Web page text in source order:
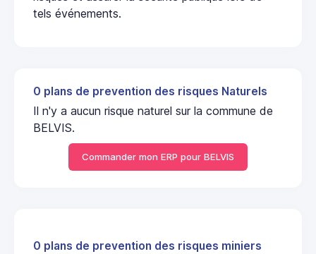
tels événements.
0 plans de prevention des risques Naturels
Il n'y a aucun risque naturel sur la commune de
BELVIS.
Commander mon ERP pour BELVIS
0 plans de prevention des risques miniers